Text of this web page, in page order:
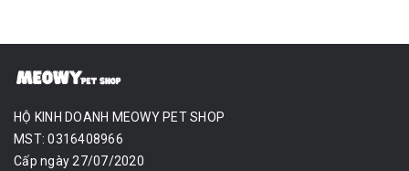
HỘ KINH DOANH MEOWY PET SHOP
MST: 0316408966
Cấp ngày 27/07/2020